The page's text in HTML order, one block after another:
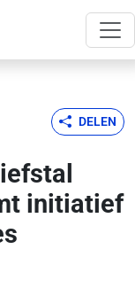
DELEN
initiatief